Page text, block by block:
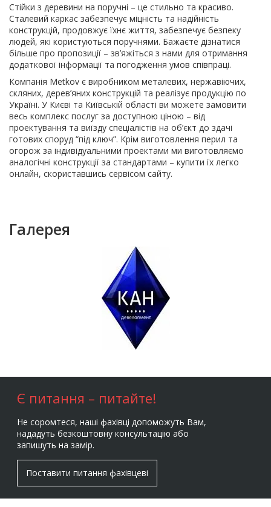
Стійки з деревини на поручні – це стильно та красиво.
Сталевий каркас забезпечує міцність та надійність
конструкцій, продовжує їхнє життя, забезпечує безпеку
людей, які користуються поручнями. Бажаєте дізнатися
більше про пропозиції – зв’яжіться з нами для отримання
додаткової інформації та погодження умов співпраці.
Компанія Metkov є виробником металевих, нержавіючих,
скляних, дерев’яних конструкцій та реалізує продукцію по
Україні. У Києві та Київській області ви можете замовити
весь комплекс послуг за доступною ціною – від
проектування та виїзду спеціалістів на об’єкт до здачі
готових споруд “під ключ”. Крім виготовлення перил та
огорож за індивідуальними проектами ми виготовляємо
аналогічні конструкції за стандартами – купити їх легко
онлайн, скориставшись сервісом сайту.
Галерея
Є питання – питайте!
Не соромтеся, наші фахівці допоможуть Вам,
нададуть безкоштовну консультацію або
запишуть на замір.
Поставити питання фахівцеві